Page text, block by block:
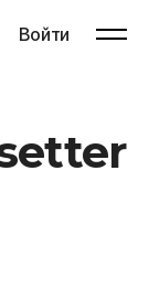
Войти